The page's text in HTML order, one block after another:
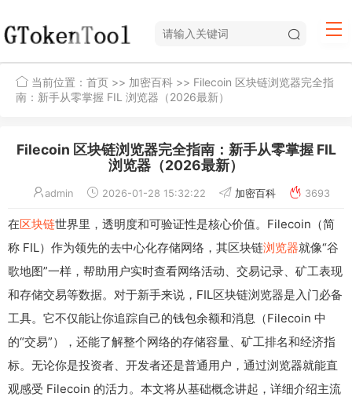
当前位置： 首页 >> 加密百科 >> Filecoin 区块链浏览器完全指
南：新手从零掌握 FIL 浏览器（2026最新）
Filecoin 区块链浏览器完全指南：新手从零掌握 FIL
浏览器（2026最新）
admin 2026-01-28 15:32:22 加密百科 3693
在区块链世界里，透明度和可验证性是核心价值。Filecoin（简
称 FIL）作为领先的去中心化存储网络，其区块链浏览器就像“谷
歌地图”一样，帮助用户实时查看网络活动、交易记录、矿工表现
和存储交易等数据。对于新手来说，FIL区块链浏览器是入门必备
工具。它不仅能让你追踪自己的钱包余额和消息（Filecoin 中
的“交易”），还能了解整个网络的存储容量、矿工排名和经济指
标。无论你是投资者、开发者还是普通用户，通过浏览器就能直
观感受 Filecoin 的活力。本文将从基础概念讲起，详细介绍主流